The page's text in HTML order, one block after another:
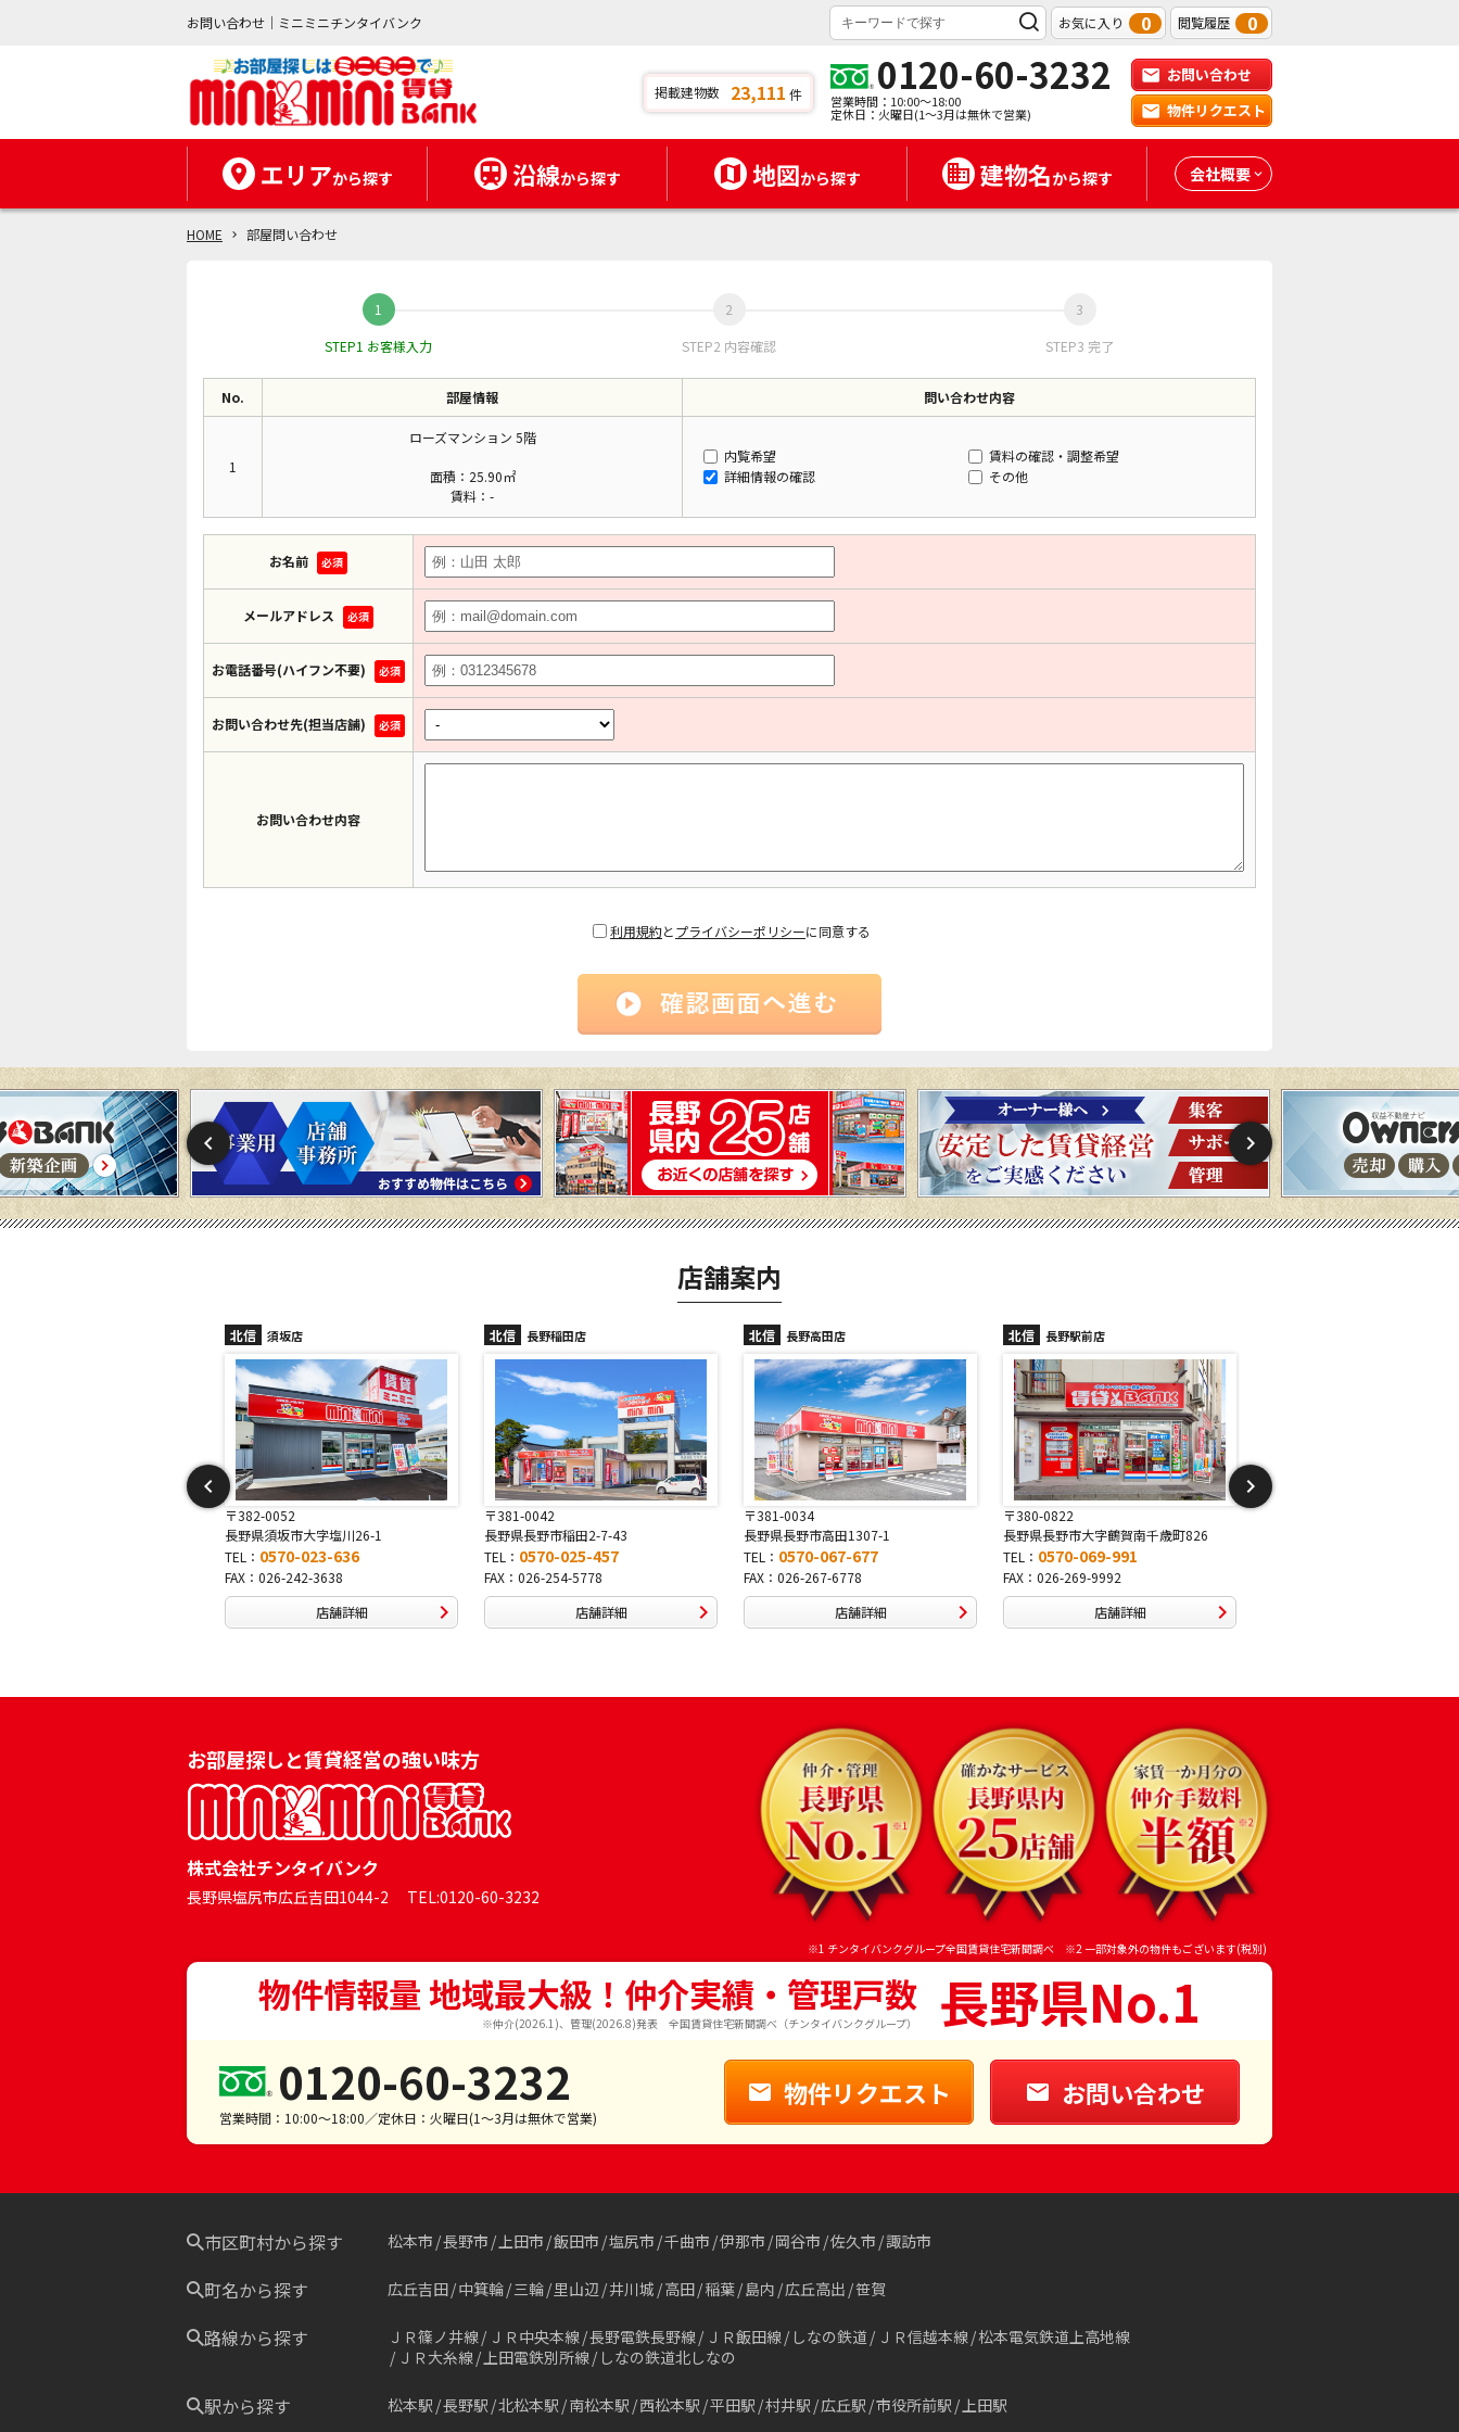
お問い合わせ｜ミニミニチンタイバンク お気に入り 0 閲覧履歴 0
掲載建物数 23,111 件 0120-60-3232
営業時間：10:00～18:00
定休日：火曜日(1～3月は無休で営業)
お問い合わせ
物件リクエスト
エリアから探す 沿線から探す 地図から探す 建物名から探す 会社概要
HOME 部屋問い合わせ
STEP1 お客様入力 STEP2 内容確認 STEP3 完了
No. 部屋情報 問い合わせ内容
1
ローズマンション 5階
面積：25.90㎡
賃料：-
内覧希望
賃料の確認・調整希望
詳細情報の確認
その他
お名前 必須
メールアドレス 必須
お電話番号(ハイフン不要) 必須
お問い合わせ先(担当店舗) 必須
お問い合わせ内容
利用規約とプライバシーポリシーに同意する
店舗案内
北信 長野稲田店
〒381-0042
長野県長野市稲田2-7-43
TEL：0570-025-457
FAX：026-254-5778
店舗詳細
北信 長野高田店
〒381-0034
長野県長野市高田1307-1
TEL：0570-067-677
FAX：026-267-6778
店舗詳細
北信 長野駅前店
〒380-0822
長野県長野市大字鶴賀南千歳町826
TEL：0570-069-991
FAX：026-269-9992
店舗詳細
北信 長野稲里店
〒381-2243
長野県長野市稲里1-5-25
TEL：0570-067-878
FAX：026-286-7888
店舗詳細
お部屋探しと賃貸経営の強い味方
株式会社チンタイバンク
長野県塩尻市広丘吉田1044-2 TEL:0120-60-3232
※1 チンタイバンクグループ全国賃貸住宅新聞調べ ※2 一部対象外の物件もございます(税別)
物件情報量 地域最大級！仲介実績・管理戸数
※仲介(2026.1)、管理(2026.8)発表 全国賃貸住宅新聞調べ（チンタイバンクグループ） 長野県No.1
0120-60-3232
営業時間：10:00～18:00／定休日：火曜日(1～3月は無休で営業)
物件リクエスト お問い合わせ
市区町村から探す 松本市 長野市 上田市 飯田市 塩尻市 千曲市 伊那市 岡谷市 佐久市 諏訪市
町名から探す 広丘吉田 中箕輪 三輪 里山辺 井川城 高田 稲葉 島内 広丘高出 笹賀
路線から探す ＪＲ篠ノ井線 ＪＲ中央本線 長野電鉄長野線 ＪＲ飯田線 しなの鉄道 ＪＲ信越本線 松本電気鉄道上高地線
ＪＲ大糸線 上田電鉄別所線 しなの鉄道北しなの
駅から探す 松本駅 長野駅 北松本駅 南松本駅 西松本駅 平田駅 村井駅 広丘駅 市役所前駅 上田駅